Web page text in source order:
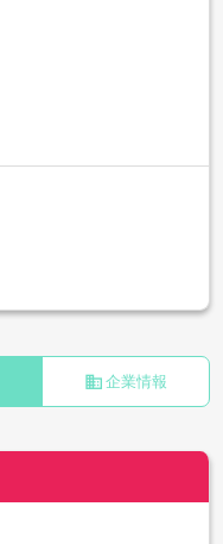
business 企業情報